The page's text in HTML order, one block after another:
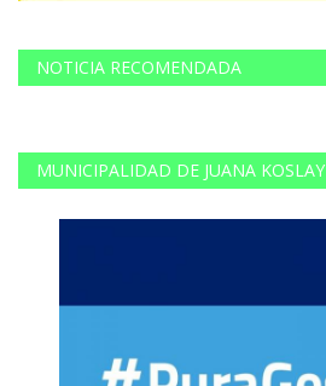
NOTICIA RECOMENDADA
MUNICIPALIDAD DE JUANA KOSLAY